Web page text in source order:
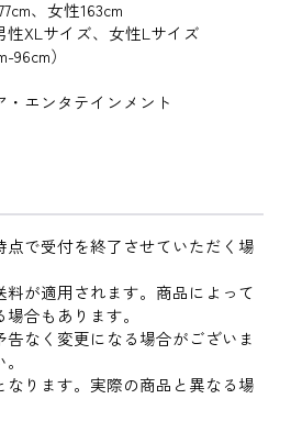
、女性163cm
XLサイズ、女性Lサイズ
）
エンタテインメント
で受付を終了させていただく場
が適用されます。商品によって
合もあります。
なく変更になる場合がございま
ります。実際の商品と異なる場